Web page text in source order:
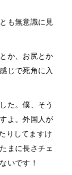
も無意識に見
か、お尻とか
じで死角に入
た。僕、そう
よ。外国人が
りしてますけ
まに長さチェ
いです！